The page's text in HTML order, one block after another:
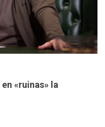
«ruinas» la
Yemen dicen que